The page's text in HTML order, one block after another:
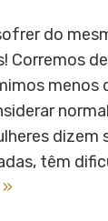
do
Corremos
menos
dizem
têm